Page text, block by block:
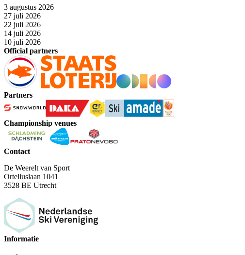
3 augustus 2026
27 juli 2026
22 juli 2026
14 juli 2026
10 juli 2026
Official partners
Partners
Championship venues
Contact
De Weerelt van Sport
Orteliuslaan 1041
3528 BE Utrecht
Informatie